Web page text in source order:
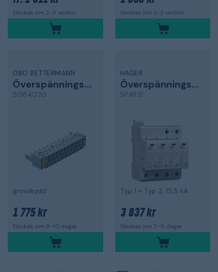
Skickas om 2-3 veckor Skickas om 2-3 veckor
OBO BETTERMANN
Överspänningsmagasin
5084020
grovskydd
1 775 kr
Skickas om 8-10 dagar
HAGER
Överspänningsskydd
SPA931
Typ 1 + Typ 2, 12,5 kA
3 837 kr
Skickas om 7-9 dagar